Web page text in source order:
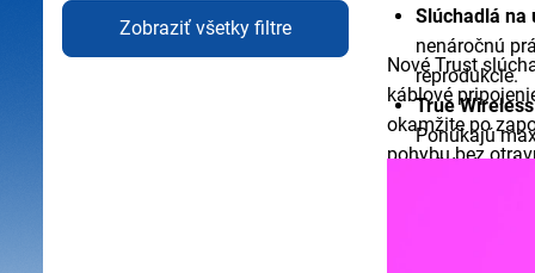
Slúchadlá na
nenáročnú
reprodukcie.
True
Ponúkajú
každodenné
Nové Trust
káblové
okamžite po
pohybu bez
Zobraziť všetky filtre